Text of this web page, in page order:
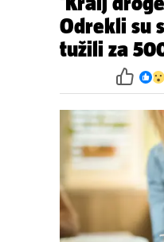
Odrekli su
tužili za